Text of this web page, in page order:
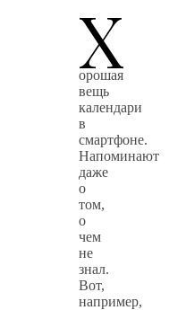
Х
орошая
вещь
календари
в
смартфоне.
Напоминают
даже
о
том,
о
чем
не
знал.
Вот,
например,